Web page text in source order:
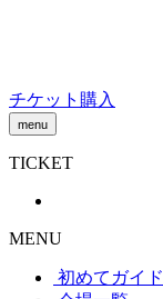
チケット購入
menu
TICKET
MENU
初めてガイド